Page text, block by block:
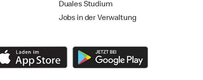
Duales Studium
Jobs in der Verwaltung